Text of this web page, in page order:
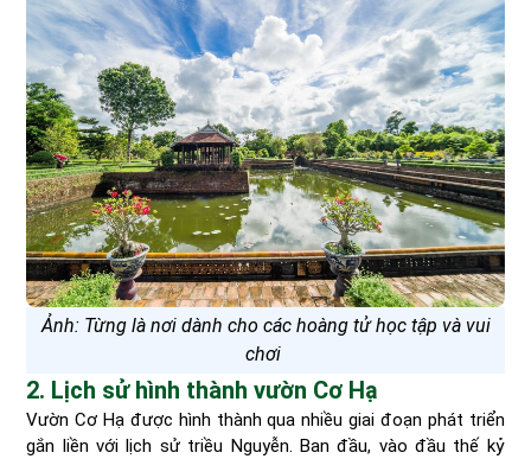
Ảnh: Từng là nơi dành cho các hoàng tử học tập và vui
chơi
2. Lịch sử hình thành vườn Cơ Hạ
Vườn Cơ Hạ được hình thành qua nhiều giai đoạn phát triển
gắn liền với lịch sử triều Nguyễn. Ban đầu, vào đầu thế kỷ